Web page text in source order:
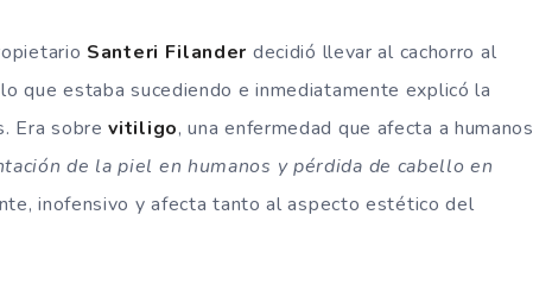
Santeri Filander decidió llevar al cachorro al
que estaba sucediendo e inmediatamente explicó la
Era sobrevitiligo, una enfermedad que afecta a humanos
de la piel en humanos y pérdida de cabello en
inofensivo y afecta tanto al aspecto estético del